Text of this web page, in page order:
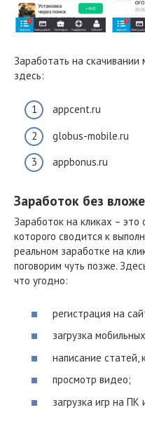
Заработать на
здесь:
appcent.ru
globus-mobile.ru
appbonus.ru
Заработок без
Заработок на кликах – это
которого сводится к
реальном заработке на
поговорим чуть позже.
что угодно:
регистрация на
загрузка
написание статей,
просмотр видео;
загрузка игр на ПК